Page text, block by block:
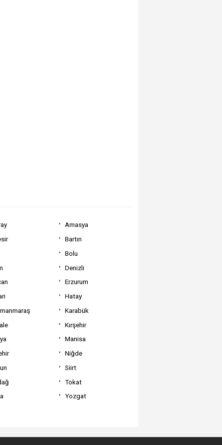
Amasya
Bartın
Bolu
Denizli
Erzurum
Hatay
Karabük
Kırşehir
Manisa
Niğde
Siirt
Tokat
Yozgat